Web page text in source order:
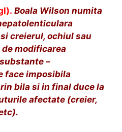
Boala Wilson numita
creierul, ochiul sau
modificarea
–
face imposibila
bila si in final duce la
afectate (creier,